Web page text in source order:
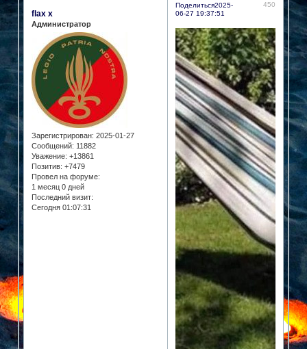
Поделиться 450
2025-
06-27 19:37:51
flax x
Администратор
Зарегистрирован: 2025-01-27
Сообщений: 11882
Уважение: +13861
Позитив: +7479
Провел на форуме:
1 месяц 0 дней
Последний визит:
Сегодня 01:07:31